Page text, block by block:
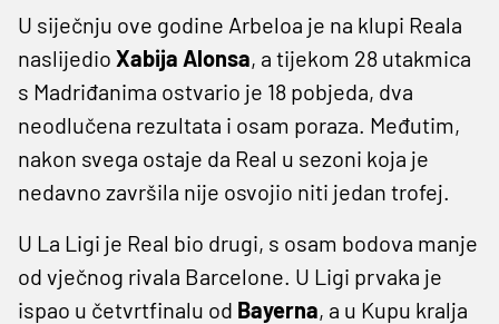
U siječnju ove godine Arbeloa je na klupi Reala
naslijedio Xabija Alonsa, a tijekom 28 utakmica
s Madriđanima ostvario je 18 pobjeda, dva
neodlučena rezultata i osam poraza. Međutim,
nakon svega ostaje da Real u sezoni koja je
nedavno završila nije osvojio niti jedan trofej.
U La Ligi je Real bio drugi, s osam bodova manje
od vječnog rivala Barcelone. U Ligi prvaka je
ispao u četvrtfinalu od Bayerna, a u Kupu kralja